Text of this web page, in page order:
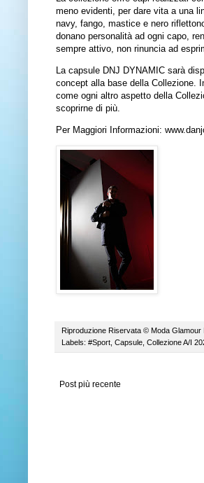
meno evidenti, per dare vita a una
navy, fango, mastice e nero
donano personalità ad ogni capo,
sempre attivo, non rinuncia ad
La capsule DNJ DYNAMIC sarà
concept alla base della Collezione.
come ogni altro aspetto della
scoprirne di più.
Per Maggiori Informazioni:
Riproduzione Riservata © Moda Glamour
Labels: #Sport Capsule Collezione A/I
Post più recente